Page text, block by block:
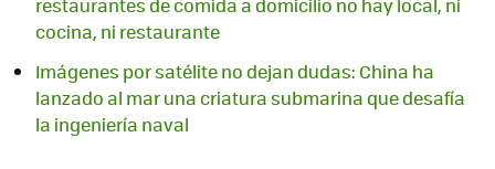
cocina, ni restaurante
Imágenes por satélite no dejan dudas: China ha
lanzado al mar una criatura submarina que desafía
la ingeniería naval